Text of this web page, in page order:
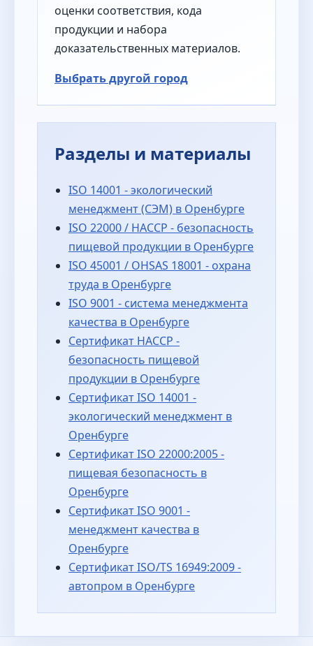
оценки соответствия, кода
продукции и набора
доказательственных материалов.
Выбрать другой город
Разделы и материалы
ISO 14001 - экологический
менеджмент (СЭМ) в Оренбурге
ISO 22000 / HACCP - безопасность
пищевой продукции в Оренбурге
ISO 45001 / OHSAS 18001 - охрана
труда в Оренбурге
ISO 9001 - система менеджмента
качества в Оренбурге
Сертификат HACCP -
безопасность пищевой
продукции в Оренбурге
Сертификат ISO 14001 -
экологический менеджмент в
Оренбурге
Сертификат ISO 22000:2005 -
пищевая безопасность в
Оренбурге
Сертификат ISO 9001 -
менеджмент качества в
Оренбурге
Сертификат ISO/TS 16949:2009 -
автопром в Оренбурге